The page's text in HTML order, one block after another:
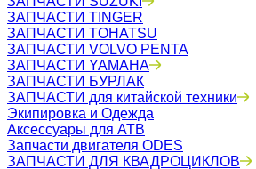
ЗАПЧАСТИ TINGER
ЗАПЧАСТИ TOHATSU
ЗАПЧАСТИ VOLVO PENTA
ЗАПЧАСТИ YAMAHA
ЗАПЧАСТИ БУРЛАК
ЗАПЧАСТИ для китайской техники
Экипировка и Одежда
Аксессуары для АТВ
Запчасти двигателя ODES
ЗАПЧАСТИ ДЛЯ КВАДРОЦИКЛОВ